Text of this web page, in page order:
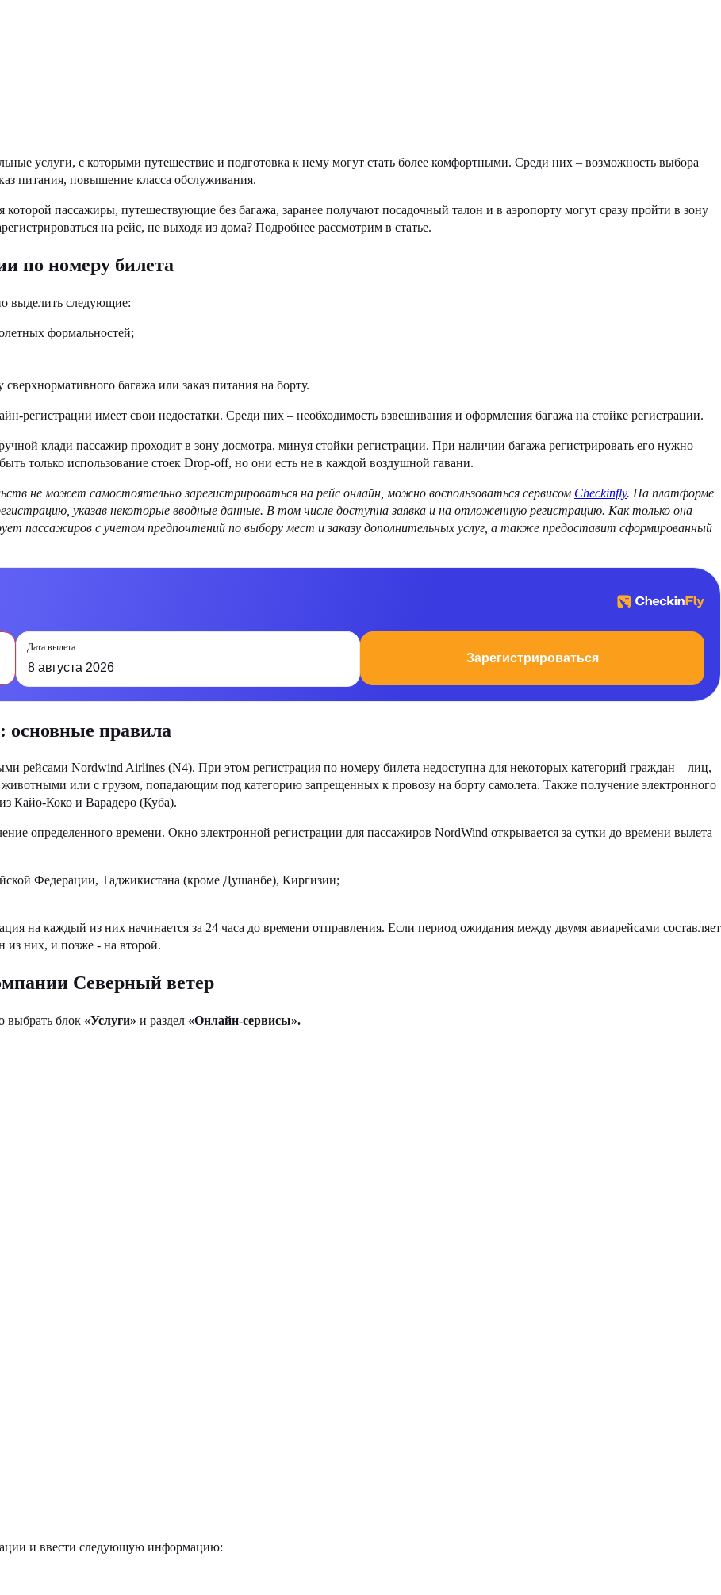
услуги, с которыми путешествие и подготовка к нему могут стать более комфортными. Среди них – возможность выбора
питания, повышение класса обслуживания.
пассажиры, путешествующие без багажа, заранее получают посадочный талон и в аэропорту могут сразу пройти в зону
на рейс, не выходя из дома? Подробнее рассмотрим в статье.
по номеру билета
выделить следующие:
формальностей;
багажа или заказ питания на борту.
регистрации имеет свои недостатки. Среди них – необходимость взвешивания и оформления багажа на стойке регистрации.
клади пассажир проходит в зону досмотра, минуя стойки регистрации. При наличии багажа регистрировать его нужно
только использование стоек Drop-off, но они есть не в каждой воздушной гавани.
не может самостоятельно зарегистрироваться на рейс онлайн, можно воспользоваться сервисом Checkinfly. На платформе
указав некоторые вводные данные. В том числе доступна заявка и на отложенную регистрацию. Как только она
пассажиров с учетом предпочтений по выбору мест и заказу дополнительных услуг, а также предоставит сформированный
Зарегистрироваться
Дата вылета
8 августа 2026
основные правила
рейсами Nordwind Airlines (N4). При этом регистрация по номеру билета недоступна для некоторых категорий граждан – лиц,
животными или с грузом, попадающим под категорию запрещенных к провозу на борту самолета. Также получение электронного
Кайо-Коко и Варадеро (Куба).
определенного времени. Окно электронной регистрации для пассажиров NordWind открывается за сутки до времени вылета
Федерации, Таджикистана (кроме Душанбе), Киргизии;
на каждый из них начинается за 24 часа до времени отправления. Если период ожидания между двумя авиарейсами составляет
из них, и позже - на второй.
Северный ветер
выбрать блок «Услуги» и раздел «Онлайн-сервисы».
и ввести следующую информацию: